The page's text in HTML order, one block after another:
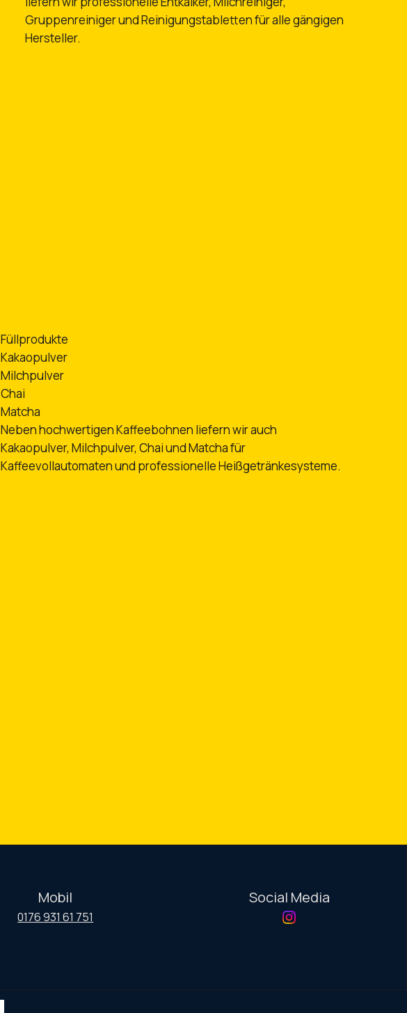
Gruppenreiniger und Reinigungstabletten für alle gängigen
Hersteller.
Füllprodukte
Kakaopulver
Milchpulver
Chai
Matcha
Neben hochwertigen Kaffeebohnen liefern wir auch
Kakaopulver, Milchpulver, Chai und Matcha für
Kaffeevollautomaten und professionelle Heißgetränkesysteme.
Mobil
0176 931 61 751
Social Media